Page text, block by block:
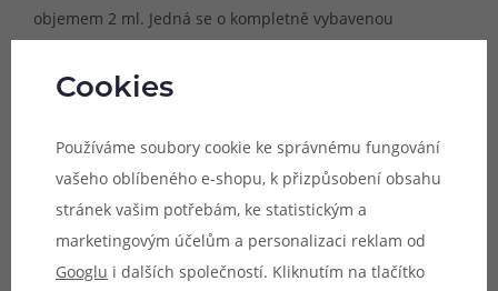
objemem 2 ml. Jedná se o kompletně vybavenou
moderním mesh pletivem pro skvělé podání chuti, rychlý
použít jak se standardními nikotinovými a
beznikotinovými náplněmi s poměrem PG50/VG50, tak
také s náplněmi s nikotinovou solí.
Cookies
Používáme soubory cookie ke správnému fungování
vašeho oblíbeného e-shopu, k přizpůsobení obsahu
stránek vašim potřebám, ke statistickým a
marketingovým účelům a personalizaci reklam od
Googlu i dalších společností. Kliknutím na tlačítko